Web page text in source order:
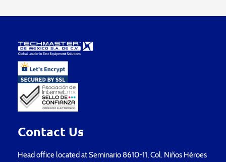
Contact Us
Head office located at Seminario 8610-11, Col. Niños Héroes